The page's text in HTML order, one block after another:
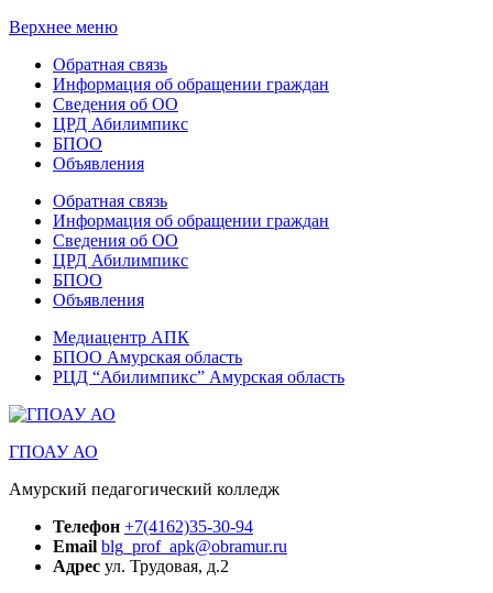
Верхнее меню
Обратная связь
Информация об обращении граждан
Сведения об ОО
ЦРД Абилимпикс
БПОО
Объявления
Обратная связь
Информация об обращении граждан
Сведения об ОО
ЦРД Абилимпикс
БПОО
Объявления
Медиацентр АПК
БПОО Амурская область
РЦД “Абилимпикс” Амурская область
ГПОАУ АО
Амурский педагогический колледж
Телефон +7(4162)35-30-94
Email blg_prof_apk@obramur.ru
Адрес ул. Трудовая, д.2